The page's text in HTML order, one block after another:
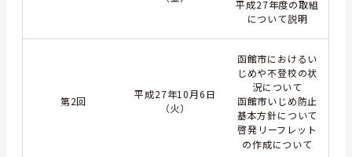
平成27年度の取組
について説明
第2回
平成27年10月6日
（火）
函館市におけるい
じめや不登校の状
況について
函館市いじめ防止
基本方針について
啓発リーフレット
の作成について